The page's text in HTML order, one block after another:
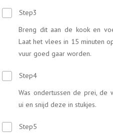
Step3
Breng dit aan de kook en
Laat het vlees in 15 minuten
vuur goed gaar worden.
Step4
Was ondertussen de prei, de
ui en snijd deze in stukjes.
Step5